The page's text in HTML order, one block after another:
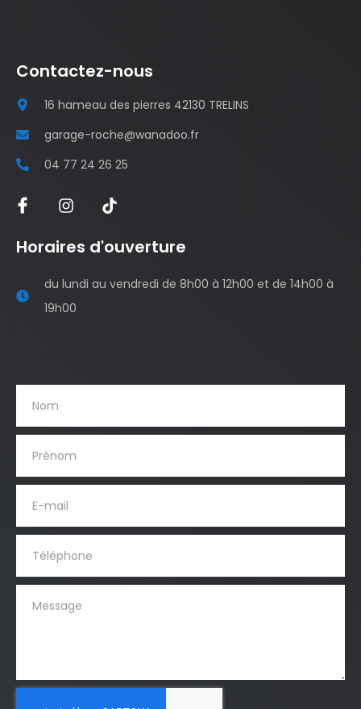
Contactez-nous
16 hameau des pierres 42130 TRELINS
garage-roche@wanadoo.fr
04 77 24 26 25
Horaires d'ouverture
du lundi au vendredi de 8h00 à 12h00 et de 14h00 à
19h00